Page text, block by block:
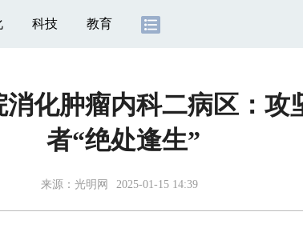
科技 教育
化肿瘤内科二病区：
者“绝处逢生”
来源：光明网 2025-01-15 14:39